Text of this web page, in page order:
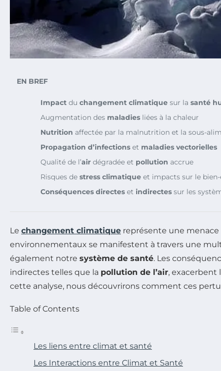
EN BREF
Impact du changement climatique sur la santé
Augmentation des maladies liées à la chaleur
Nutrition affectée par la malnutrition et la sous-
Propagation d’infections et maladies vectorielles
Qualité de l’air dégradée et pollution accrue
Risques de stress climatique et impacts sur le
Conséquences directes et indirectes sur les
Le changement climatique représente une
environnementaux se manifestent à travers une
également notre système de santé. Les
indirectes telles que la pollution de l’air, exacerbent
cette analyse, nous découvrirons comment ces
Table of Contents
Les liens entre climat et santé
Les Interactions entre Climat et Santé